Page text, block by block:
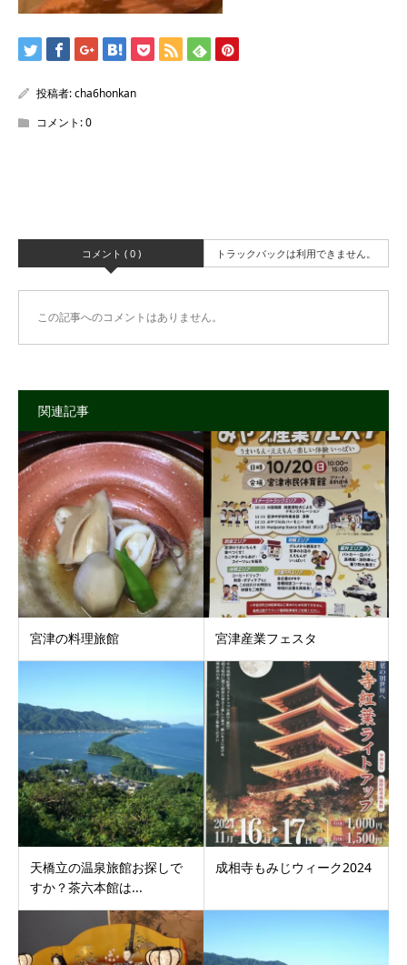
投稿者:cha6honkan
コメント:0
コメント ( 0 ) トラックバックは利用できません。
この記事へのコメントはありません。
関連記事
宮津の料理旅館 宮津産業フェスタ
天橋立の温泉旅館お探しで
すか？茶六本館は...
成相寺もみじウィーク2024